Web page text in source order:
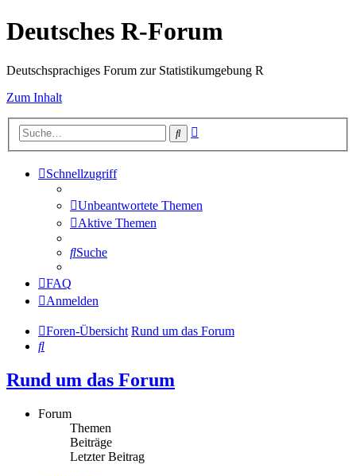
Deutsches R-Forum
Deutschsprachiges Forum zur Statistikumgebung R
Zum Inhalt
Suche
Schnellzugriff
Unbeantwortete Themen
Aktive Themen
Suche
FAQ
Anmelden
Foren-Übersicht Rund um das Forum
Suche
Rund um das Forum
Forum
Themen
Beiträge
Letzter Beitrag